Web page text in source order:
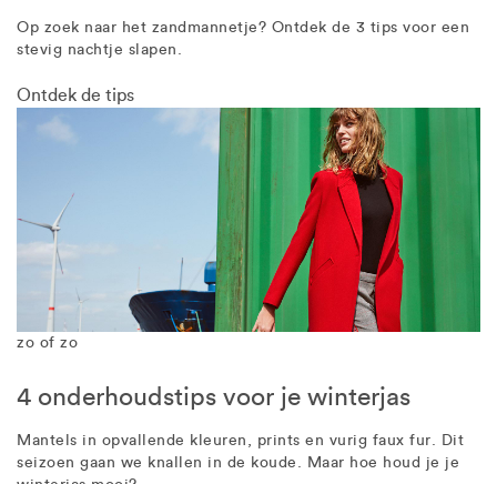
Op zoek naar het zandmannetje? Ontdek de 3 tips voor een
stevig nachtje slapen.
Ontdek de tips
zo of zo
4 onderhoudstips voor je winterjas
Mantels in opvallende kleuren, prints en vurig faux fur. Dit
seizoen gaan we knallen in de koude. Maar hoe houd je je